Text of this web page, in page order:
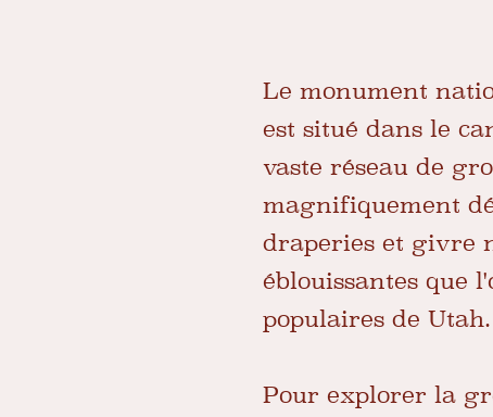
Le monument
est situé dans le
vaste réseau de
magnifiquement
draperies et givre
éblouissantes que
populaires de Utah.
Pour explorer la